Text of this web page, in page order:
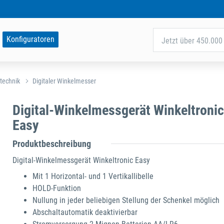
Konfiguratoren Jetzt über
Digitaler Winkelmesser
Digital-Winkelmessgerät Winkeltronic
Easy
Produktbeschreibung
Digital-Winkelmessgerät Winkeltronic Easy
Mit 1 Horizontal- und 1 Vertikallibelle
HOLD-Funktion
Nullung in jeder beliebigen Stellung der Schenkel möglich
Abschaltautomatik deaktivierbar